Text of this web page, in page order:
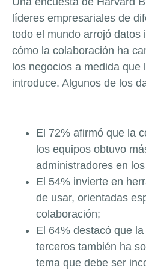
líderes empresariales de
todo el mundo arrojó datos
cómo la colaboración ha
los negocios a medida que
introduce. Algunos de los
El 72% afirmó que la
los equipos obtuvo
administradores en
El 54% invierte en
de usar, orientadas
colaboración;
El 64% destacó que
terceros también ha
tema que debe ser